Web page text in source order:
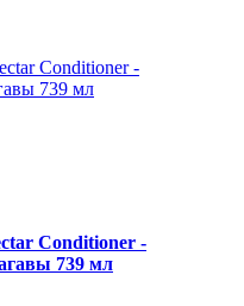
Conditioner -
739 мл